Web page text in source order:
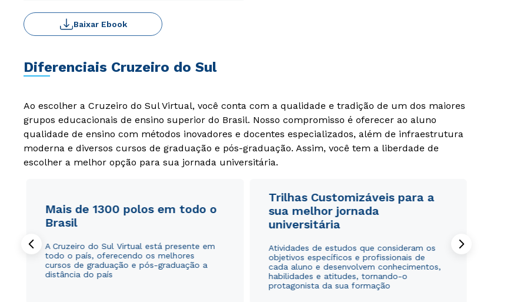
Baixar Ebook
Diferenciais Cruzeiro do Sul
Ao escolher a Cruzeiro do Sul Virtual, você conta com a qualidade e tradição de um dos maiores
grupos educacionais de ensino superior do Brasil. Nosso compromisso é oferecer ao aluno
qualidade de ensino com métodos inovadores e docentes especializados, além de infraestrutura
moderna e diversos cursos de graduação e pós-graduação. Assim, você tem a liberdade de
escolher a melhor opção para sua jornada universitária.
Mais de 1300 polos em todo o
Brasil
A Cruzeiro do Sul Virtual está presente em
todo o país, oferecendo os melhores
cursos de graduação e pós-graduação a
distância do país
Trilhas Customizáveis para a
sua melhor jornada
universitária
Atividades de estudos que consideram os
objetivos específicos e profissionais de
cada aluno e desenvolvem conhecimentos,
habilidades e atitudes, tornando-o
protagonista da sua formação
Rápido e fácil
WhatsApp
Rápido e fácil
WhatsApp